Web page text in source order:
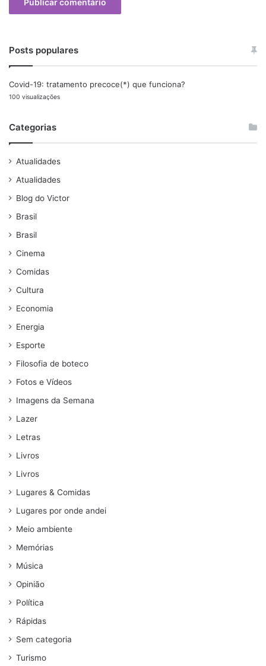
Posts populares
Covid-19: tratamento precoce(*) que funciona?
100 visualizações
Categorias
Atualidades
Atualidades
Blog do Victor
Brasil
Brasil
Cinema
Comidas
Cultura
Economia
Energia
Esporte
Filosofia de boteco
Fotos e Vídeos
Imagens da Semana
Lazer
Letras
Livros
Livros
Lugares & Comidas
Lugares por onde andei
Meio ambiente
Memórias
Música
Opinião
Política
Rápidas
Sem categoria
Turismo